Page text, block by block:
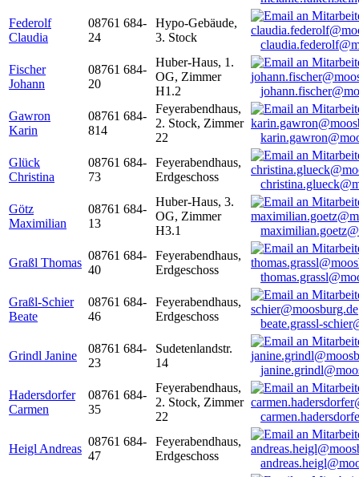
Federolf
Claudia
08761 684-
24
Hypo-Gebäude,
3. Stock
Fischer
Johann
08761 684-
20
Huber-Haus, 1.
OG, Zimmer
H1.2
Gawron
Karin
08761 684-
814
Feyerabendhaus,
2. Stock, Zimmer
22
Glück
Christina
08761 684-
73
Feyerabendhaus,
Erdgeschoss
Götz
Maximilian
08761 684-
13
Huber-Haus, 3.
OG, Zimmer
H3.1
Graßl Thomas
08761 684-
40
Feyerabendhaus,
Erdgeschoss
Graßl-Schier
Beate
08761 684-
46
Feyerabendhaus,
Erdgeschoss
beate.grassl-
Grindl Janine
08761 684-
23
Sudetenlandstr.
14
Hadersdorfer
Carmen
08761 684-
35
Feyerabendhaus,
2. Stock, Zimmer
22
Heigl Andreas
08761 684-
47
Feyerabendhaus,
Erdgeschoss